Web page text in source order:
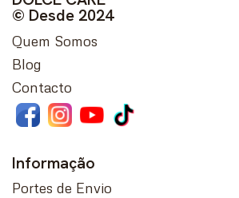
© Desde 2024
Quem Somos
Blog
Contacto
Informação
Portes de Envio